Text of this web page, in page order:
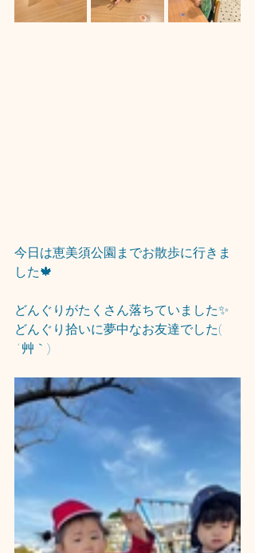
今日は恵美須公園までお散歩に行きま
した🍁
どんぐりがたくさん落ちていました✨
どんぐり拾いに夢中なお友達でした(
´艸｀)